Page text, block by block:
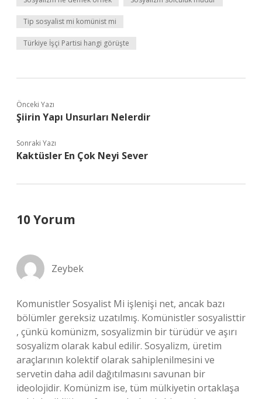
Tip sosyalist mi komünist mi
Türkiye İşçi Partisi hangi görüşte
Önceki Yazı
Şiirin Yapı Unsurları Nelerdir
Sonraki Yazı
Kaktüsler En Çok Neyi Sever
10 Yorum
Zeybek
Komunistler Sosyalist Mi işlenişi net, ancak bazı
bölümler gereksiz uzatılmış. Komünistler sosyalisttir
, çünkü komünizm, sosyalizmin bir türüdür ve aşırı
sosyalizm olarak kabul edilir. Sosyalizm, üretim
araçlarının kolektif olarak sahiplenilmesini ve
servetin daha adil dağıtılmasını savunan bir
ideolojidir. Komünizm ise, tüm mülkiyetin ortaklaşa